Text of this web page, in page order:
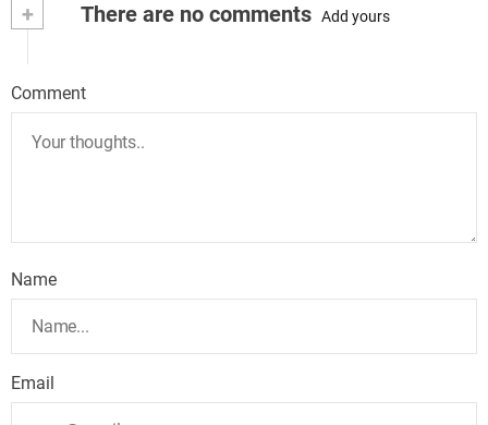
+ There are no comments Add yours
Comment
Name
Email